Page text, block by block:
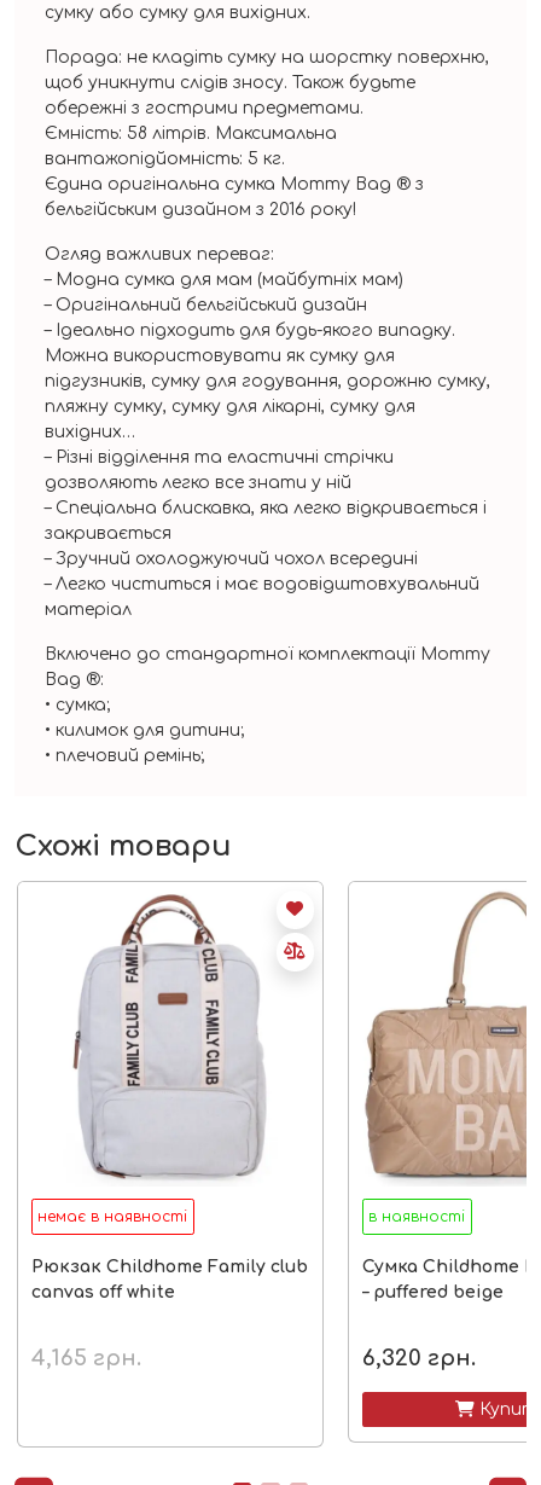
сумку або сумку для вихідних.
Порада: не кладіть сумку на шорстку поверхню,
щоб уникнути слідів зносу. Також будьте
обережні з гострими предметами.
Ємність: 58 літрів. Максимальна
вантажопідйомність: 5 кг.
Єдина оригінальна сумка Mommy Bag ® з
бельгійським дизайном з 2016 року!
Огляд важливих переваг:
– Модна сумка для мам (майбутніх мам)
– Оригінальний бельгійський дизайн
– Ідеально підходить для будь-якого випадку.
Можна використовувати як сумку для
підгузників, сумку для годування, дорожню сумку,
пляжну сумку, сумку для лікарні, сумку для
вихідних…
– Різні відділення та еластичні стрічки
дозволяють легко все знати у ній
– Спеціальна блискавка, яка легко відкривається і
закривається
– Зручний охолоджуючий чохол всередині
– Легко чиститься і має водовідштовхувальний
матеріал
Включено до стандартної комплектації Mommy
Bag ®:
• сумка;
• килимок для дитини;
• плечовий ремінь;
Схожі товари
немає в наявності
Рюкзак Childhome Family club
canvas off white
4,165 грн.
в наявності
Сумка Childhome
– puffered beige
6,320 грн.
